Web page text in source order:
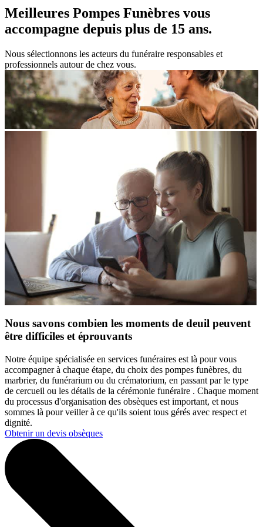
Meilleures Pompes Funèbres vous
accompagne depuis plus de 15 ans.
Nous sélectionnons les acteurs du funéraire responsables et
professionnels autour de chez vous.
Nous savons combien les moments de deuil peuvent
être difficiles et éprouvants
Notre équipe spécialisée en services funéraires est là pour vous
accompagner à chaque étape, du choix des pompes funèbres, du
marbrier, du funérarium ou du crématorium, en passant par le type
de cercueil ou les détails de la cérémonie funéraire . Chaque moment
du processus d'organisation des obsèques est important, et nous
sommes là pour veiller à ce qu'ils soient tous gérés avec respect et
dignité.
Obtenir un devis obsèques